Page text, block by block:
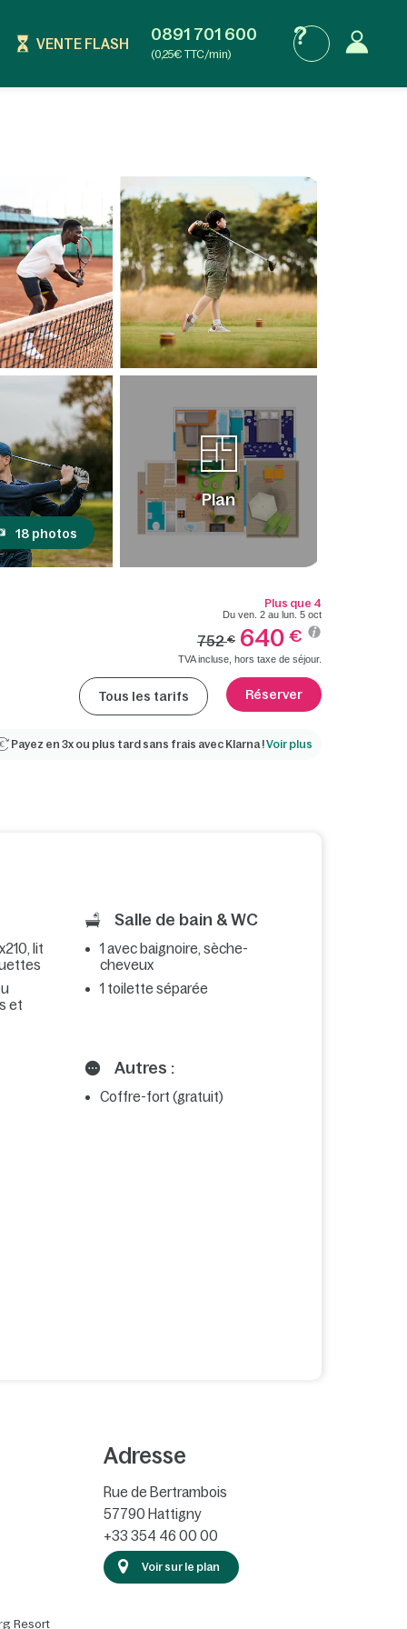
VENTE FLASH 0891 701 600
(0,25€ TTC/min)
18 photos
Plan
Plus que 4
Du ven. 2 au lun. 5 oct
752€ 640 €
TVA incluse, hors taxe de séjour.
Tous les tarifs Réserver
Payez en 3x ou plus tard sans frais avec Klarna !Voir plus
lit
et
Salle de bain & WC
1 avec baignoire, sèche-
cheveux
1 toilette séparée
Autres :
Coffre-fort (gratuit)
Resort
Adresse
Rue de Bertrambois
57790 Hattigny
+33 354 46 00 00
Voir sur le plan